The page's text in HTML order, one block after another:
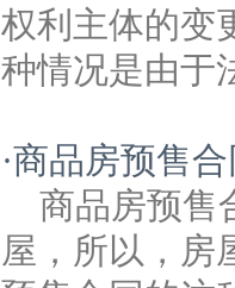
权利主体的变
种情况是由于
·商品房预售
商品房预售
屋，所以，房